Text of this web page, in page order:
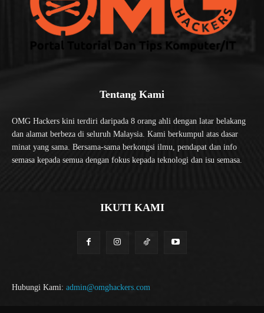
Tentang Kami
OMG Hackers kini terdiri daripada 8 orang ahli dengan latar belakang
dan alamat berbeza di seluruh Malaysia. Kami berkumpul atas dasar
minat yang sama. Bersama-sama berkongsi ilmu, pendapat dan info
semasa kepada semua dengan fokus kepada teknologi dan isu semasa.
IKUTI KAMI
Hubungi Kami: admin@omghackers.com